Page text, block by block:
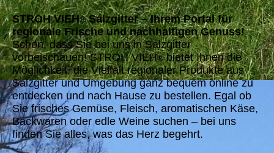
STROH VIEH®Salzgitter – Ihrem Portal für
regionale Frische und nachhaltigen Genuss!
Schön, dass Sie bei uns in Salzgitter
vorbeischauen! STROH VIEH®bietet Ihnen die
Möglichkeit, die Vielfalt regionaler Produkte aus
Salzgitter und Umgebung ganz bequem online zu
entdecken und nach Hause zu bestellen. Egal ob
Sie frisches Gemüse, Fleisch, aromatischen Käse,
Backwaren oder edle Weine suchen – bei uns
finden Sie alles, was das Herz begehrt.